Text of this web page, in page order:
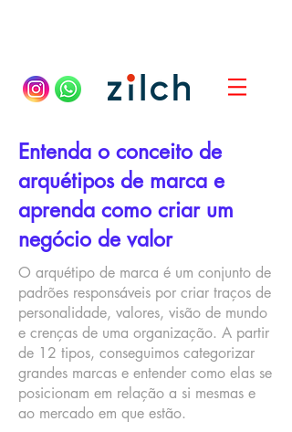
Entenda o conceito de
arquétipos de marca e
aprenda como criar um
negócio de valor
O arquétipo de marca é um conjunto de
padrões responsáveis por criar traços de
personalidade, valores, visão de mundo
e crenças de uma organização. A partir
de 12 tipos, conseguimos categorizar
grandes marcas e entender como elas se
posicionam em relação a si mesmas e
ao mercado em que estão.